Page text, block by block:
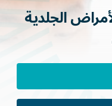
الجلدية